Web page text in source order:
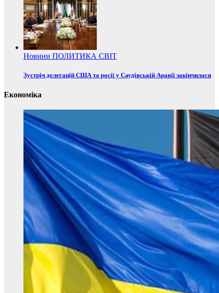
Новини ПОЛИТИКА СВІТ
Зустріч делегацій США та росії у Саудівській Аравії закінчилася
Економіка